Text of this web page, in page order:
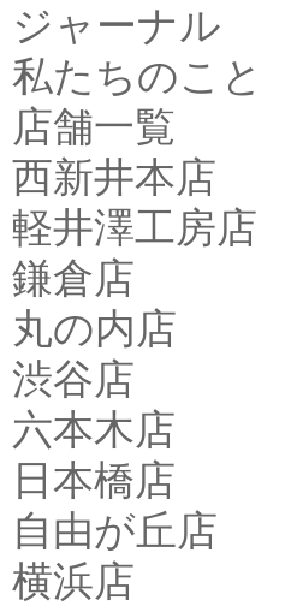
ジャーナル
私たちのこと
店舗一覧
西新井本店
軽井澤工房店
鎌倉店
丸の内店
渋谷店
六本木店
日本橋店
自由が丘店
横浜店